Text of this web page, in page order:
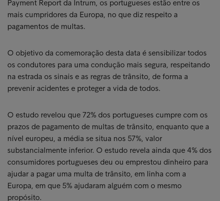
Payment Report da Intrum, os portugueses estão entre os
mais cumpridores da Europa, no que diz respeito a
pagamentos de multas.
O objetivo da comemoração desta data é sensibilizar todos
os condutores para uma condução mais segura, respeitando
na estrada os sinais e as regras de trânsito, de forma a
prevenir acidentes e proteger a vida de todos.
O estudo revelou que 72% dos portugueses cumpre com os
prazos de pagamento de multas de trânsito, enquanto que a
nível europeu, a média se situa nos 57%, valor
substancialmente inferior. O estudo revela ainda que 4% dos
consumidores portugueses deu ou emprestou dinheiro para
ajudar a pagar uma multa de trânsito, em linha com a
Europa, em que 5% ajudaram alguém com o mesmo
propósito.